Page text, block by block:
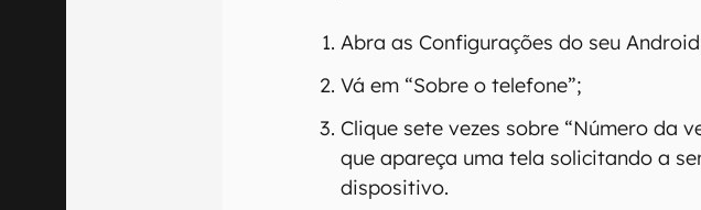
Abra as Configurações do seu
Vá em “Sobre o telefone”;
Clique sete vezes sobre “Número da
que apareça uma tela solicitando a
dispositivo.